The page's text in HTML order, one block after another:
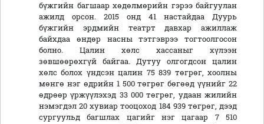
бүжгийн багшаар хөдөлмөрийн гэрээ байгуулан
ажилд орсон. 2015 онд 41 настайдаа Дуурь
бүжгийн эрдмийн театрт давхар ажиллаж
байхдаа өндөр насны тэтгэврээ тогтоолгосон
болно. Цалин хөлс хассаныг хүлээн
зөвшөөрөхгүй байгаа. Дутуу олгогдсон цалин
хөлс болох үндсэн цалин 75 839 төгрөг, хоолны
мөнгө нэг өдрийн 1 500 төгрөг бөгөөд үүнийг 22
өдрөөр үржүүлэхэд 33 000 төгрөг, удаан жилийн
нэмэгдэл 20 хувиар тооцоход 184 939 төгрөг, дээд
сургуульд багшлах цагийг нэг цагаар 7 510